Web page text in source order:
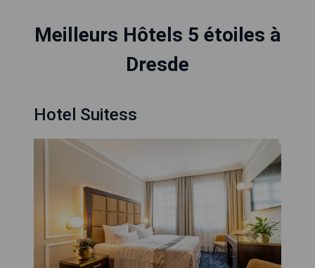
Meilleurs Hôtels 5 étoiles à
Dresde
Hotel Suitess